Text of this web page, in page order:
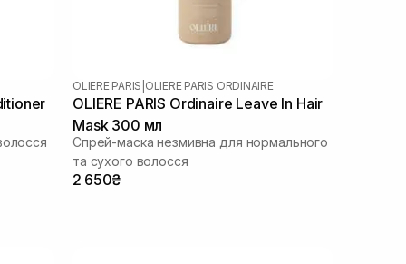
OLIERE PARIS OLIERE PARIS ORDINAIRE
OLIERE PARIS Ordinaire Leave In Hair
Mask 300 мл
Спрей-маска незмивна для нормального
та сухого волосся
2 650₴